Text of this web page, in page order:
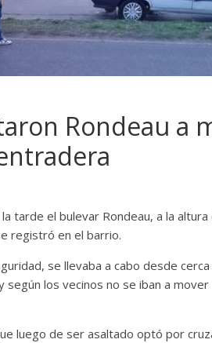
Rondeau a
tarde el bulevar Rondeau, a la
registró en el barrio.
se llevaba a cabo desde
los vecinos no se iban a mover
luego de ser asaltado optó por